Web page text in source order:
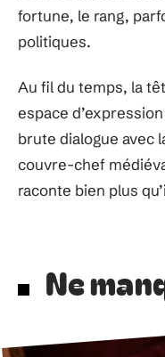
fortune, le rang,
politiques.
Au fil du temps, la
espace
brute dialogue avec
couvre-chef
raconte bien plus
Ne